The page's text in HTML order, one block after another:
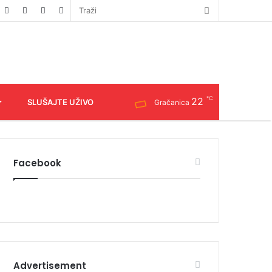
SLUŠAJTE UŽIVO Gračanica 22 ℃
Facebook
Advertisement